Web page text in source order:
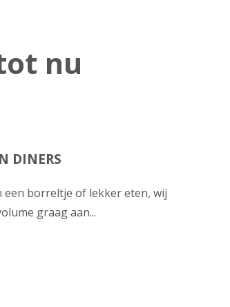
nu
DINERS
een borreltje of lekker eten, wij
graag aan...